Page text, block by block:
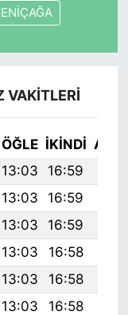
VAKITLERI
ÖĞLE İKINDI
13:03 16:59
13:03 16:59
13:03 16:59
13:03 16:58
13:03 16:58
13:03 16:58